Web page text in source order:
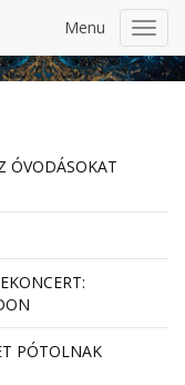
Menu
ÓVODÁSOKAT
PÓTOLNAK